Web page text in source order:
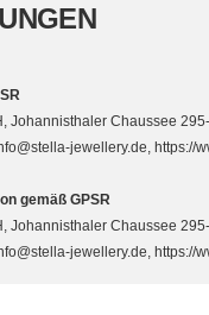
Johannisthaler Chaussee
jewellery.de, https://
gemäß GPSR
Johannisthaler Chaussee
jewellery.de, https://